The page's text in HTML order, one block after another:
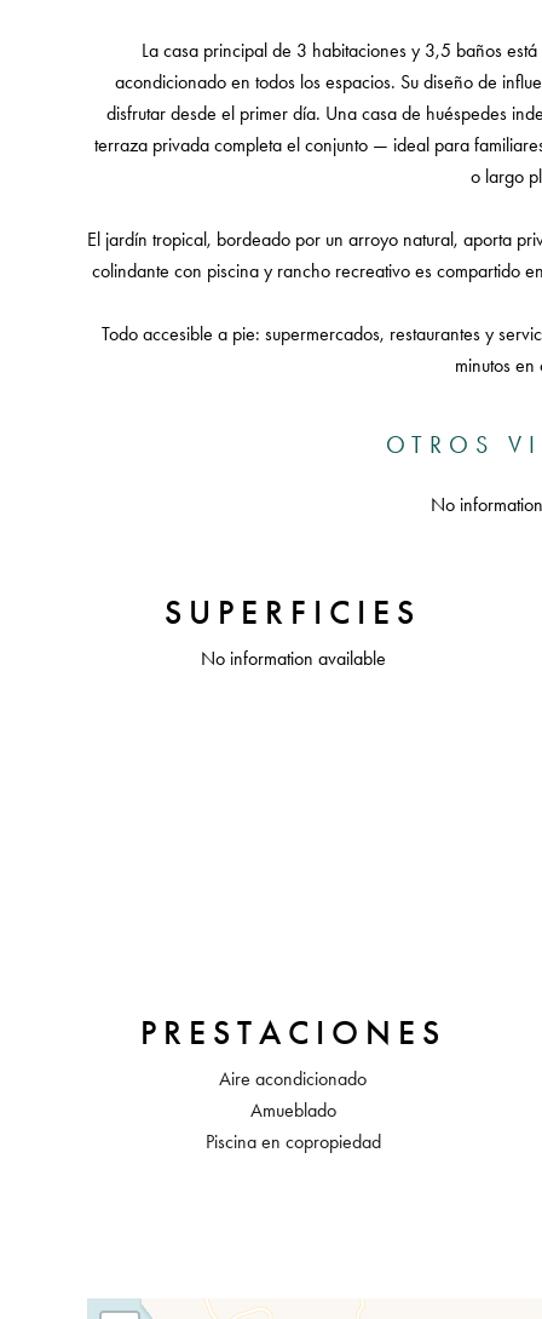
La casa principal de 3 habitaciones y 3,5 baños
acondicionado en todos los espacios. Su diseño de
disfrutar desde el primer día. Una casa de huéspedes
terraza privada completa el conjunto — ideal para
o largo
El jardín tropical, bordeado por un arroyo natural, aporta
colindante con piscina y rancho recreativo es compartido
Todo accesible a pie: supermercados, restaurantes y
minutos en
OTROS
No
SUPERFICIES
No information available
PRESTACIONES
Aire acondicionado
Amueblado
Piscina en copropiedad